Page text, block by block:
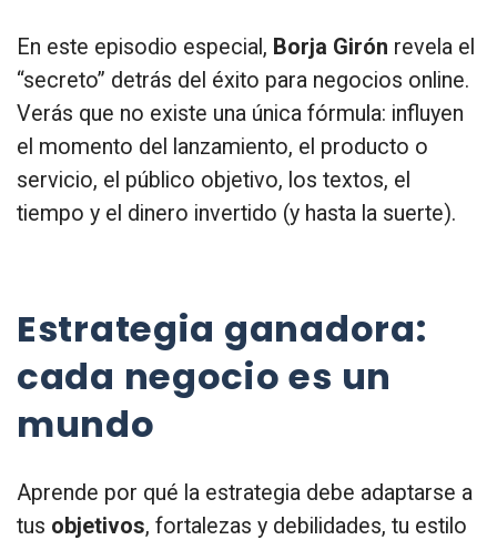
En este episodio especial, Borja Girón revela el
“secreto” detrás del éxito para negocios online.
Verás que no existe una única fórmula: influyen
el momento del lanzamiento, el producto o
servicio, el público objetivo, los textos, el
tiempo y el dinero invertido (y hasta la suerte).
Estrategia ganadora:
cada negocio es un
mundo
Aprende por qué la estrategia debe adaptarse a
tus objetivos, fortalezas y debilidades, tu estilo